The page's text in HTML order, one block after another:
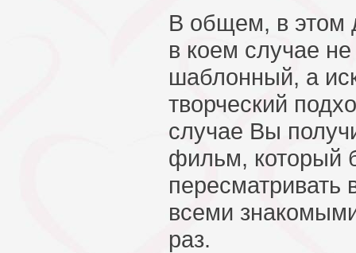
В общем, в этом
в коем случае
шаблонный, а
творческий
случае Вы
фильм, который
пересматривать
всеми
раз.